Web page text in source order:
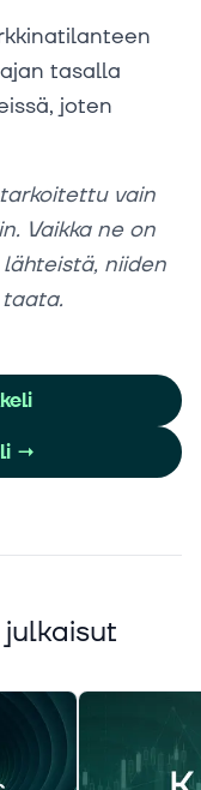
tasalla
joten
vain
Vaikka ne on
niiden
→